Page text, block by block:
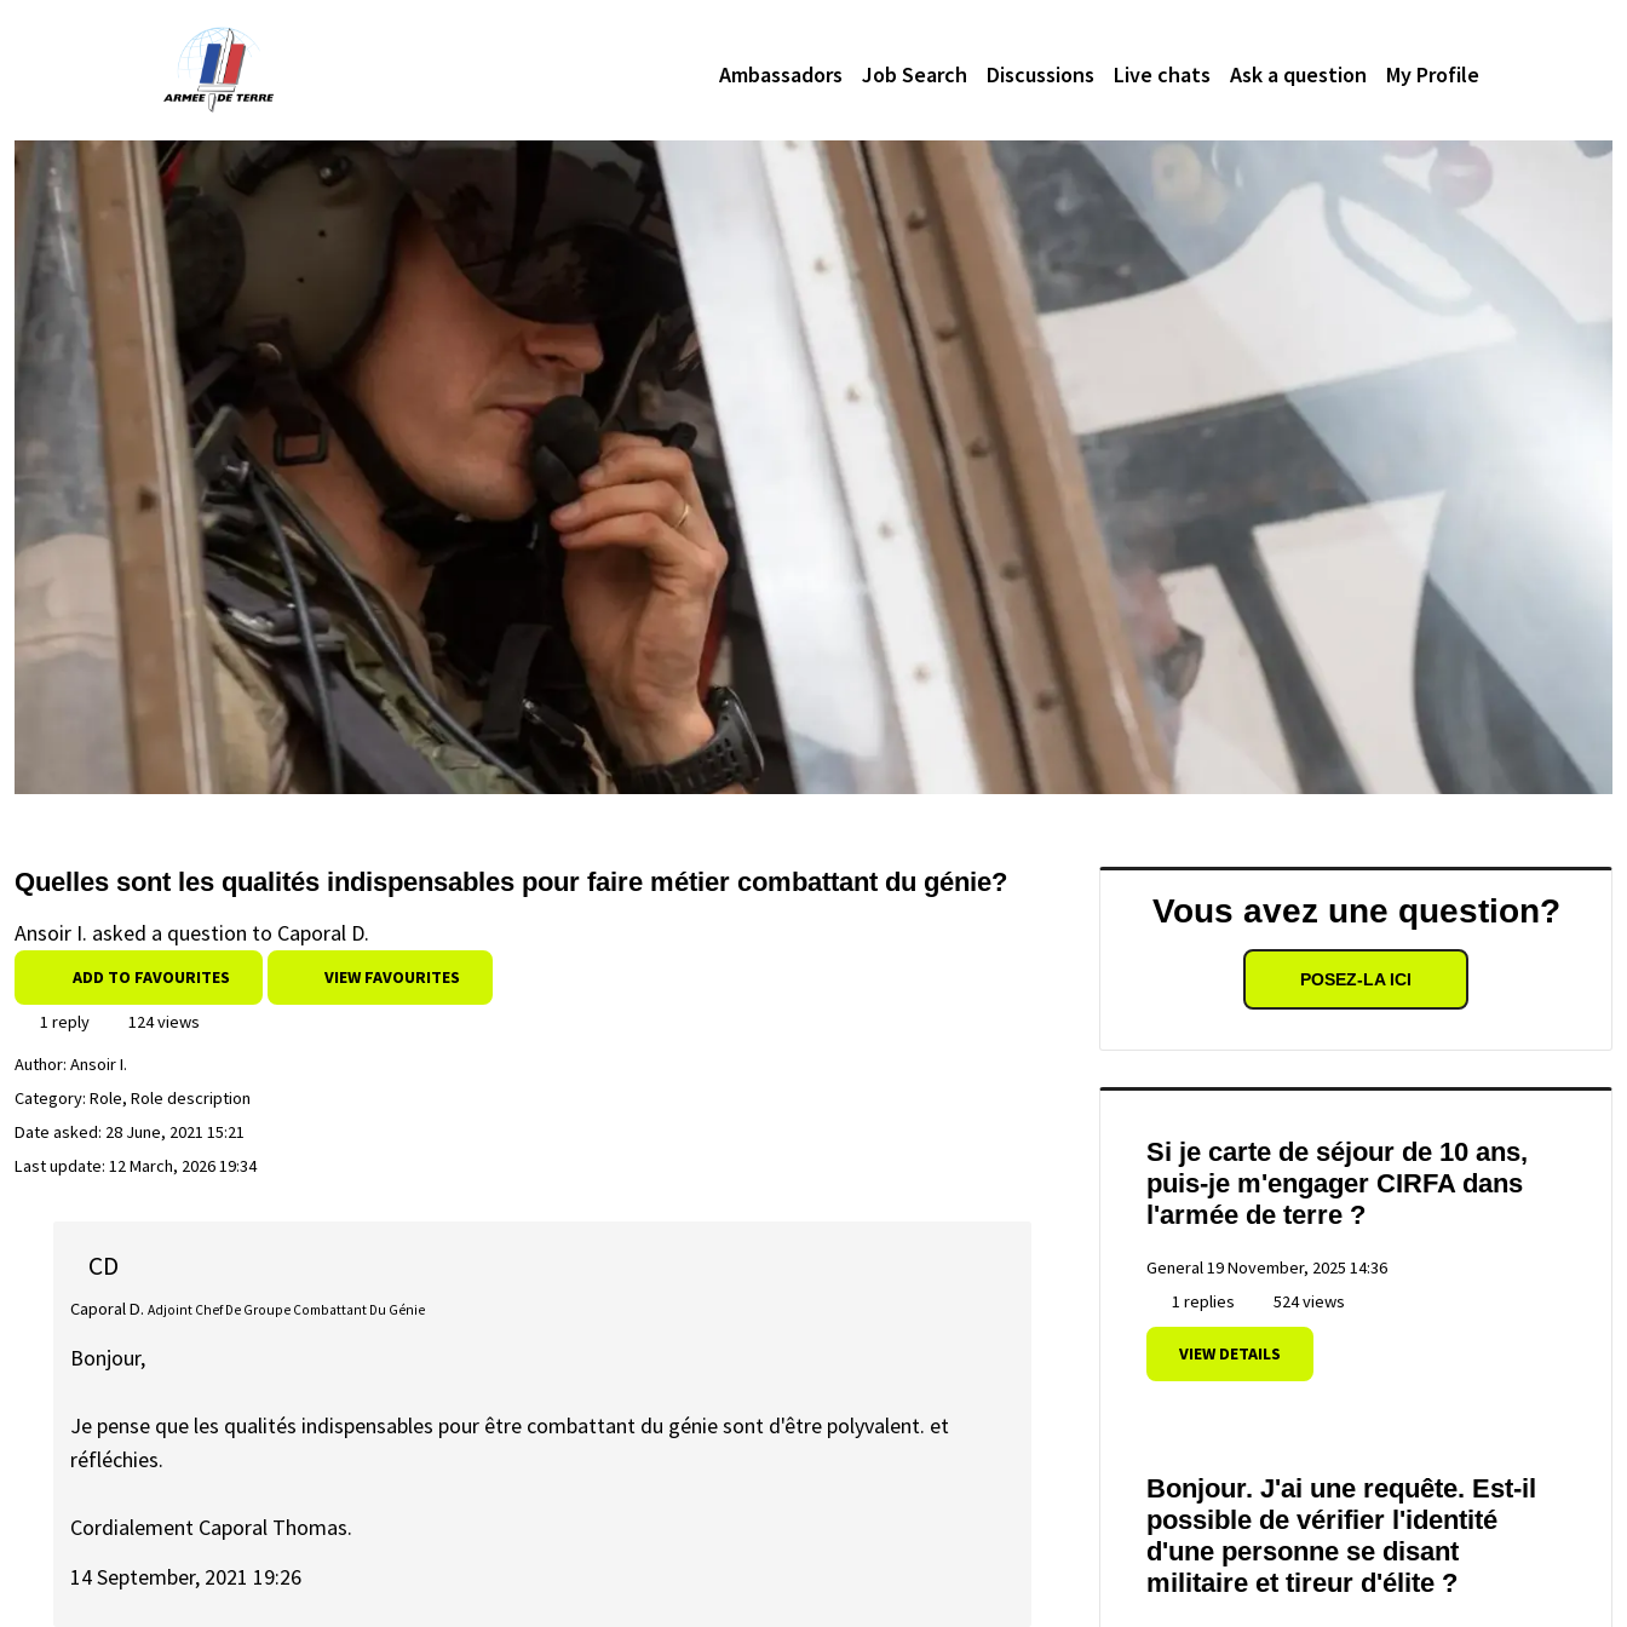
Ambassadors Job Search Discussions Live chats Ask a question My Profile
Quelles sont les qualités indispensables pour faire métier combattant du génie?
Ansoir I. asked a question to Caporal D.
ADD TO FAVOURITES VIEW FAVOURITES
1 reply
124 views
Author: Ansoir I.
Category: Role, Role description
Date asked: 28 June, 2021 15:21
Last update: 12 March, 2026 19:34
CD
Caporal D. Adjoint Chef De Groupe Combattant Du Génie
Bonjour,
Je pense que les qualités indispensables pour être combattant du génie sont d'être polyvalent. et
réfléchies.
Cordialement Caporal Thomas.
14 September, 2021 19:26
Vous avez une question?
POSEZ-LA ICI
Si je carte de séjour de 10 ans,
puis-je m'engager CIRFA dans
l'armée de terre ?
General19 November, 2025 14:36
1 replies
524 views
VIEW DETAILS
Bonjour. J'ai une requête. Est-il
possible de vérifier l'identité
d'une personne se disant
militaire et tireur d'élite ?